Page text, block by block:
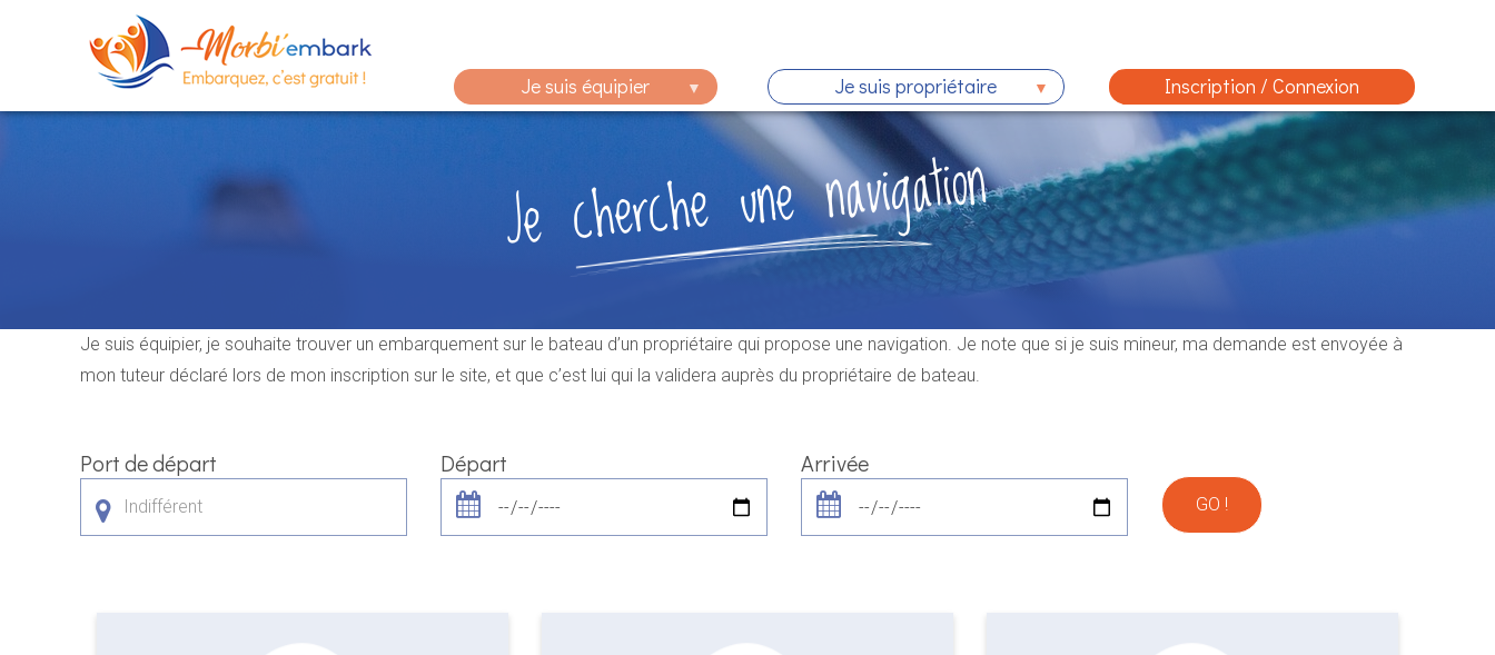
Je suis équipier Je suis propriétaire Inscription / Connexion
Je cherche une navigation
Je suis équipier, je souhaite trouver un embarquement sur le bateau d’un propriétaire qui propose une navigation. Je note que si je suis mineur, ma demande est envoyée à
mon tuteur déclaré lors de mon inscription sur le site, et que c’est lui qui la validera auprès du propriétaire de bateau.
Port de départ
Indifférent
Départ Arrivée
Panneau de gestion des cookies